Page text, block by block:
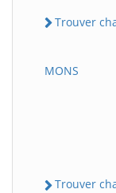
Trouver
MONS
Trouver